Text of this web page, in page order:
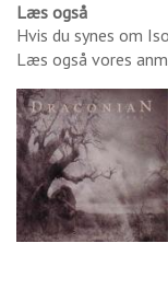
Læs også
Hvis du synes om
Læs også vores